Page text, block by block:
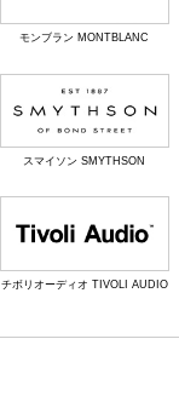
モンブラン MONTBLANC
スマイソン SMYTHSON
チボリオーディオ TIVOLI AUDIO